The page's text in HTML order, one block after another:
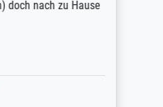
doch nach zu Hause